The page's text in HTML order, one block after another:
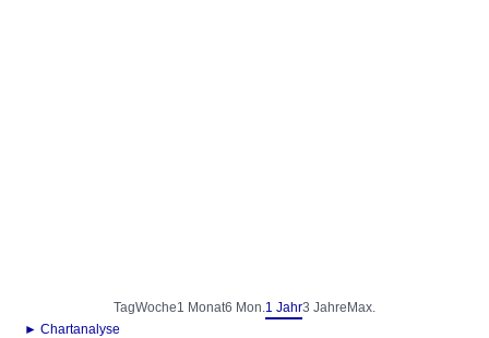
TagWoche1 Monat6 Mon.1 Jahr3 Jahre Max.
► Chartanalyse